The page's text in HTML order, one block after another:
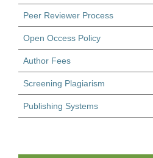
Peer Reviewer Process
Open Occess Policy
Author Fees
Screening Plagiarism
Publishing Systems